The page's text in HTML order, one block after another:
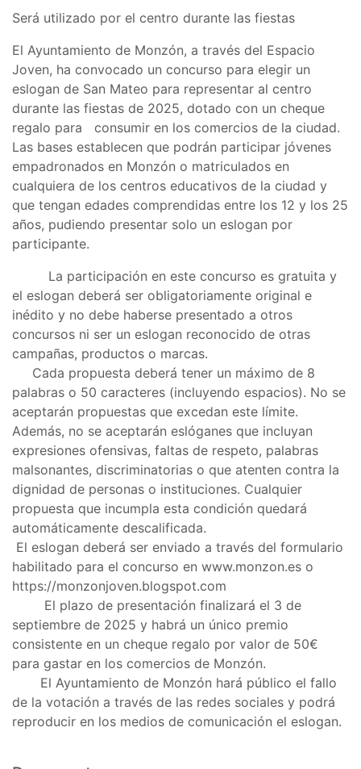
Será utilizado por el centro durante las fiestas
El Ayuntamiento de Monzón, a través del Espacio
Joven, ha convocado un concurso para elegir un
eslogan de San Mateo para representar al centro
durante las fiestas de 2025, dotado con un cheque
regalo para consumir en los comercios de la ciudad.
Las bases establecen que podrán participar jóvenes
empadronados en Monzón o matriculados en
cualquiera de los centros educativos de la ciudad y
que tengan edades comprendidas entre los 12 y los 25
años, pudiendo presentar solo un eslogan por
participante.
La participación en este concurso es gratuita y
el eslogan deberá ser obligatoriamente original e
inédito y no debe haberse presentado a otros
concursos ni ser un eslogan reconocido de otras
campañas, productos o marcas.
Cada propuesta deberá tener un máximo de 8
palabras o 50 caracteres (incluyendo espacios). No se
aceptarán propuestas que excedan este límite.
Además, no se aceptarán eslóganes que incluyan
expresiones ofensivas, faltas de respeto, palabras
malsonantes, discriminatorias o que atenten contra la
dignidad de personas o instituciones. Cualquier
propuesta que incumpla esta condición quedará
automáticamente descalificada.
El eslogan deberá ser enviado a través del formulario
habilitado para el concurso en www.monzon.es o
https://monzonjoven.blogspot.com
El plazo de presentación finalizará el 3 de
septiembre de 2025 y habrá un único premio
consistente en un cheque regalo por valor de 50€
para gastar en los comercios de Monzón.
El Ayuntamiento de Monzón hará público el fallo
de la votación a través de las redes sociales y podrá
reproducir en los medios de comunicación el eslogan.